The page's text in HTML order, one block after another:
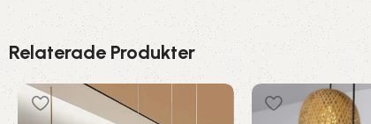
Relaterade Produkter